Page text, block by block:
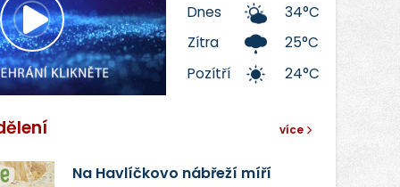
Přehrát
video
Dnes
34°C
Zítra
25°C
Pozítří
24°C
více
Na Havlíčkovo nábřeží míří